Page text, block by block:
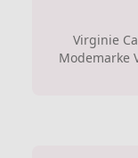
Virginie
Modemarke